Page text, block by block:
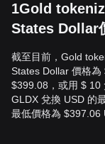
1Gold
States Dollar
截至目前，Gold
States Dollar 價格
$399.08，或用 $ 10
GLDX 兌換 USD 的
最低價格為 $397.06